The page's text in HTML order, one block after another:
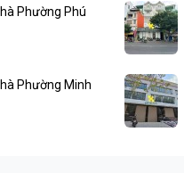
Phường Phú
Phường Minh